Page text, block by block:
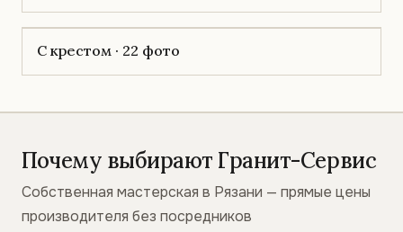
С крестом · 22 фото
Почему выбирают Гранит-Сервис
Собственная мастерская в Рязани — прямые цены
производителя без посредников